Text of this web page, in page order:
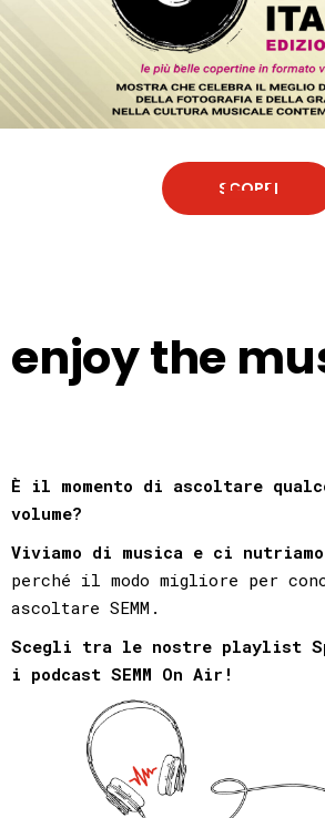
SCOPRI
enjoy the
È il momento di ascoltare
volume?
Viviamo di musica e ci
perché il modo migliore per
ascoltare SEMM.
Scegli tra le nostre playlist
i podcast SEMM On Air!